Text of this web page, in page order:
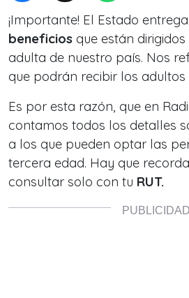
¡Importante! El Estado
beneficios que están
adulta de nuestro país. Nos
que podrán recibir los adultos
Es por esta razón, que en
contamos todos los detalles
a los que pueden optar las
tercera edad. Hay que
consultar solo con tu RUT.